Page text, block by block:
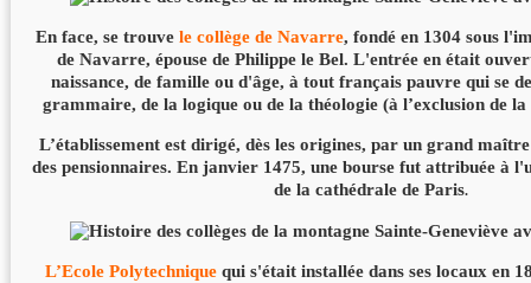
En face, se trouve le collège de Navarre, fondé en 1304 sous
de Navarre, épouse de Philippe le Bel. L'entrée en était
naissance, de famille ou d'âge, à tout français pauvre qui se
grammaire, de la logique ou de la théologie (à l’exclusion de
L’établissement est dirigé, dès les origines, par un grand
des pensionnaires. En janvier 1475, une bourse fut attribuée à
de la cathédrale de Paris.
L’Ecole Polytechnique qui s'était installée dans ses locaux en